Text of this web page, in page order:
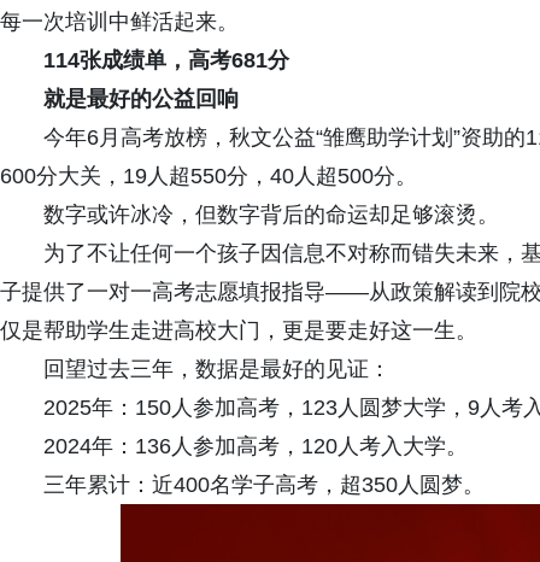
每一次培训中鲜活起来。
114张成绩单，高考681分
就是最好的公益回响
今年6月高考放榜，秋文公益“雏鹰助学计划”资助
600分大关，19人超550分，40人超500分。
数字或许冰冷，但数字背后的命运却足够滚烫。
为了不让任何一个孩子因信息不对称而错失未来，
子提供了一对一高考志愿填报指导——从政策解读到院
仅是帮助学生走进高校大门，更是要走好这一生。
回望过去三年，数据是最好的见证：
2025年：150人参加高考，123人圆梦大学，9人考
2024年：136人参加高考，120人考入大学。
三年累计：近400名学子高考，超350人圆梦。